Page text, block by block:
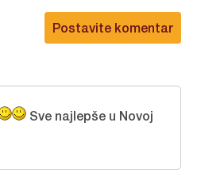
Postavite komentar
Sve najlepše u Novoj